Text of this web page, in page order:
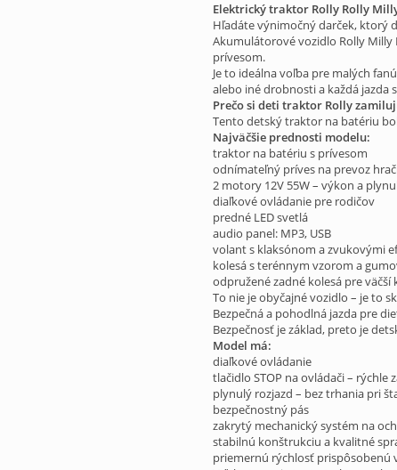
Elektrický traktor Rolly Rolly
Hľadáte výnimočný darček, ktorý
Akumulátorové vozidlo Rolly
prívesom.
Je to ideálna voľba pre malých
alebo iné drobnosti a každá jazda
Prečo si deti traktor Rolly
Tento detský traktor na batériu
Najväčšie prednosti modelu:
traktor na batériu s prívesom
odnímateľný príves na prevoz
2 motory 12V 55W – výkon a
diaľkové ovládanie pre rodičov
predné LED svetlá
audio panel: MP3, USB
volant s klaksónom a zvukovými
kolesá s terénnym vzorom a
odpružené zadné kolesá pre
To nie je obyčajné vozidlo – je to
Bezpečná a pohodlná jazda pre
Bezpečnosť je základ, preto je
Model má:
diaľkové ovládanie
tlačidlo STOP na ovládači – rýchle
plynulý rozjazd – bez trhania pri
bezpečnostný pás
zakrytý mechanický systém na
stabilnú konštrukciu a kvalitné
priemernú rýchlosť prispôsobenú